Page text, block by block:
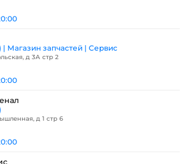
Магазин запчастей | Сервис
д 3А стр 2
д 1 стр 6